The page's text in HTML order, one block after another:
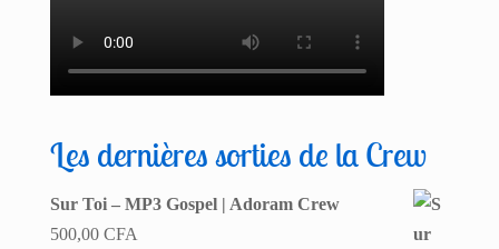
Les dernières sorties de la Crew
Sur Toi – MP3 Gospel | Adoram Crew
500,00 CFA